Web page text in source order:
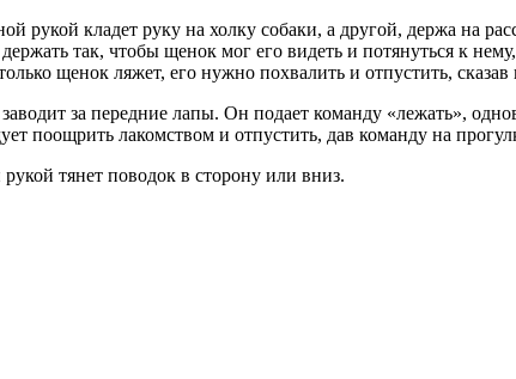
рукой кладет руку на холку собаки, а другой, держа на
так, чтобы щенок мог его видеть и потянуться к
щенок ляжет, его нужно похвалить и отпустить, сказав
за передние лапы. Он подает команду «лежать»,
поощрить лакомством и отпустить, дав команду на
тянет поводок в сторону или вниз.